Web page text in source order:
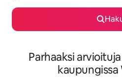
Parhaaksi